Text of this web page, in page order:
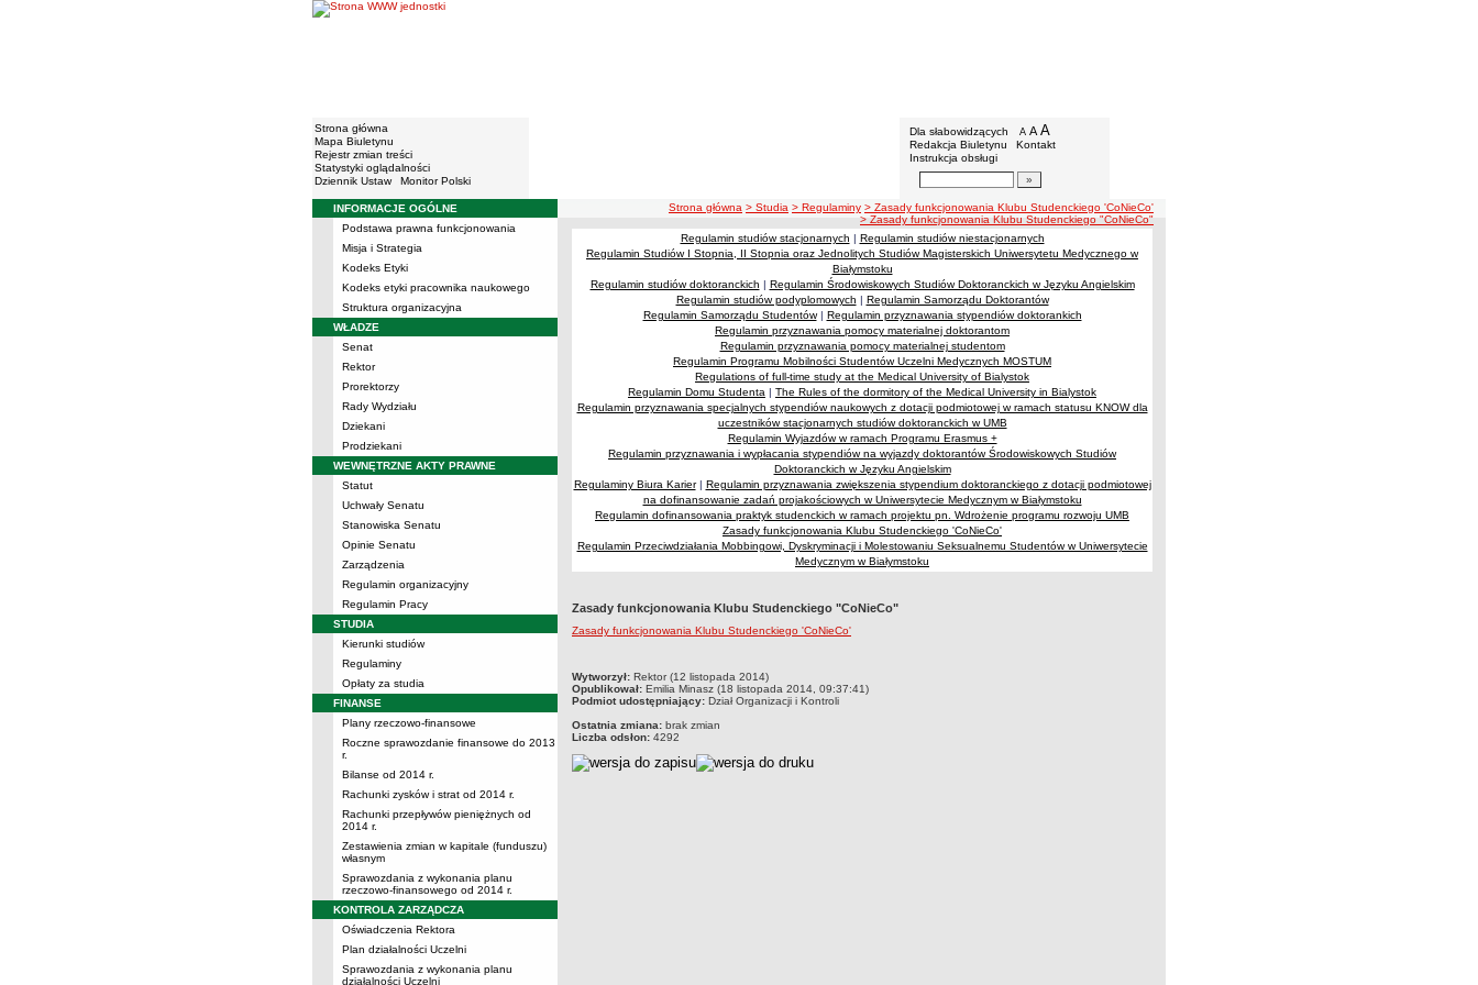
Strona główna
Mapa Biuletynu
Rejestr zmian treści
Statystyki oglądalności
Dziennik Ustaw
Monitor Polski
BIP - Uniwersytet Medyczny w Białymstoku
Menu dodatkowe
Dla słabowidzących A pomniejsz czcionkę
A standardowy rozmiar czcionki
A
Redakcja Biuletynu
Kontakt
Instrukcja obsługi
Wyszukiwarka artykułów
Menu
INFORMACJE OGÓLNE
Podstawa prawna funkcjonowania
Misja i Strategia
Kodeks Etyki
Kodeks etyki pracownika naukowego
Struktura organizacyjna
WŁADZE
Senat
Rektor
Prorektorzy
Rady Wydziału
Dziekani
Prodziekani
WEWNĘTRZNE AKTY PRAWNE
Statut
Uchwały Senatu
Stanowiska Senatu
Opinie Senatu
Zarządzenia
Regulamin organizacyjny
Regulamin Pracy
STUDIA
Kierunki studiów
Regulaminy
Opłaty za studia
FINANSE
Plany rzeczowo-finansowe
Roczne sprawozdanie finansowe do 2013
r.
Bilanse od 2014 r.
Rachunki zysków i strat od 2014 r.
Rachunki przepływów pieniężnych od
2014 r.
Zestawienia zmian w kapitale (funduszu)
własnym
Sprawozdania z wykonania planu
rzeczowo-finansowego od 2014 r.
KONTROLA ZARZĄDCZA
Oświadczenia Rektora
Plan działalności Uczelni
Sprawozdania z wykonania planu
działalności Uczelni
ścieżka nawigacji
Strona główna > Studia > Regulaminy > Zasady funkcjonowania Klubu Studenckiego 'CoNieCo'
> Zasady funkcjonowania Klubu Studenckiego "CoNieCo"
Regulamin studiów stacjonarnych | Regulamin studiów niestacjonarnych
Regulamin Studiów I Stopnia, II Stopnia oraz Jednolitych Studiów Magisterskich Uniwersytetu Medycznego w
Białymstoku
Regulamin studiów doktoranckich | Regulamin Środowiskowych Studiów Doktoranckich w Języku Angielskim
Regulamin studiów podyplomowych | Regulamin Samorządu Doktorantów
Regulamin Samorządu Studentów| Regulamin przyznawania stypendiów doktorankich
Regulamin przyznawania pomocy materialnej doktorantom
Regulamin przyznawania pomocy materialnej studentom
Regulamin Programu Mobilności Studentów Uczelni Medycznych MOSTUM
Regulations of full-time study at the Medical University of Bialystok
Regulamin Domu Studenta | The Rules of the dormitory of the Medical University in Bialystok
Regulamin przyznawania specjalnych stypendiów naukowych z dotacji podmiotowej w ramach statusu KNOW dla
uczestników stacjonarnych studiów doktoranckich w UMB
Regulamin Wyjazdów w ramach Programu Erasmus +
Regulamin przyznawania i wypłacania stypendiów na wyjazdy doktorantów Środowiskowych Studiów
Doktoranckich w Języku Angielskim
Regulaminy Biura Karier| Regulamin przyznawania zwiększenia stypendium doktoranckiego z dotacji podmiotowej
na dofinansowanie zadań projakościowych w Uniwersytecie Medycznym w Białymstoku
Regulamin dofinansowania praktyk studenckich w ramach projektu pn. Wdrożenie programu rozwoju UMB
Zasady funkcjonowania Klubu Studenckiego 'CoNieCo'
Regulamin Przeciwdziałania Mobbingowi, Dyskryminacji i Molestowaniu Seksualnemu Studentów w Uniwersytecie
Medycznym w Białymstoku
Zasady funkcjonowania Klubu Studenckiego "CoNieCo"
Zasady funkcjonowania Klubu Studenckiego 'CoNieCo'
metryczka
Wytworzył: Rektor (12 listopada 2014)
Opublikował: Emilia Minasz (18 listopada 2014, 09:37:41)
Podmiot udostępniający: Dział Organizacji i Kontroli
Ostatnia zmiana: brak zmian
Liczba odsłon: 4292